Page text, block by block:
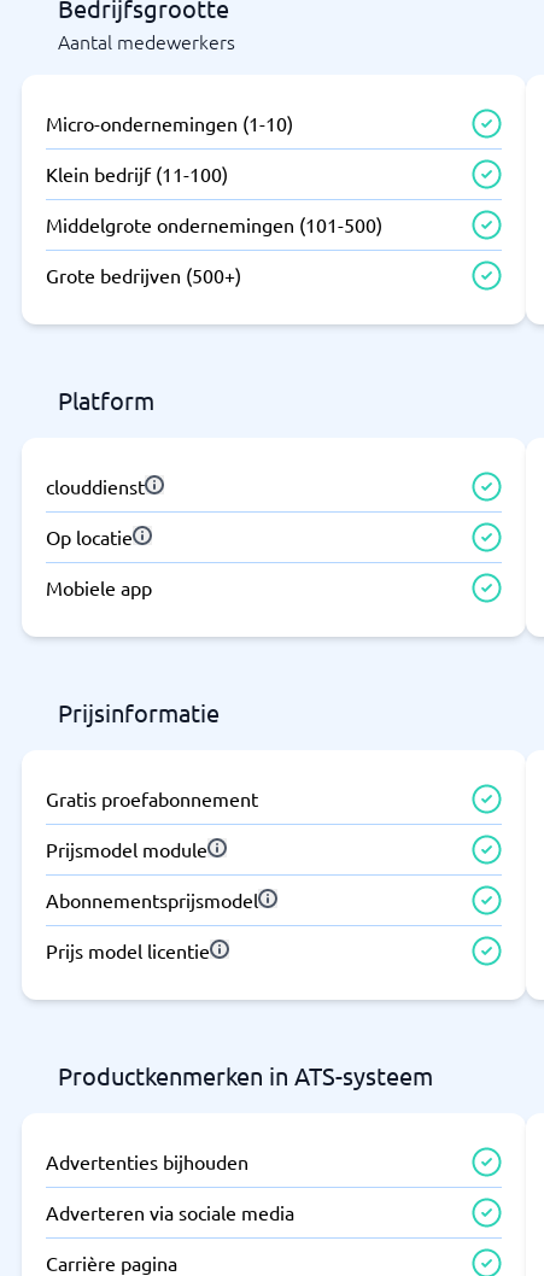
Bedrijfsgrootte
Aantal medewerkers
Micro-ondernemingen (1-10)
Klein bedrijf (11-100)
Middelgrote ondernemingen (101-500)
Grote bedrijven (500+)
Platform
clouddienst
Op locatie
Mobiele app
Prijsinformatie
Gratis proefabonnement
Prijsmodel module
Abonnementsprijsmodel
Prijs model licentie
Productkenmerken in ATS-systeem
Advertenties bijhouden
Adverteren via sociale media
Carrière pagina